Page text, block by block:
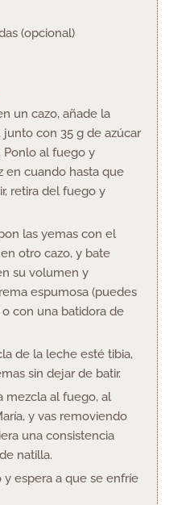
(opcional)
un cazo, añade la
junto con 35 g de azúcar
Ponlo al fuego y
en cuando hasta que
retira del fuego y
las yemas con el
otro cazo, y bate
su volumen y
espumosa (puedes
con una batidora de
de la leche esté tibia,
sin dejar de batir.
mezcla al fuego, al
y vas removiendo
una consistencia
natilla.
y espera a que se enfríe